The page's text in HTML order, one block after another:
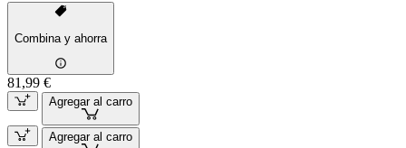
Combina y ahorra
81,99 €
Agregar al carro
Agregar al carro